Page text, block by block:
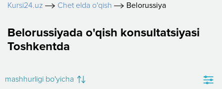
Kursi24.uz Chet elda o'qish Belorussiya
Belorussiyada o'qish konsultatsiyasi
Toshkentda
mashhurligi bo'yicha